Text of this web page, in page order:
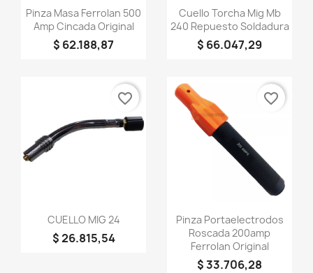
Vista rápida
Pinza Masa Ferrolan 500
Amp Cincada Original
$ 62.188,87
Vista rápida
Cuello Torcha Mig Mb
240 Repuesto Soldadura
$ 66.047,29
 Vista rápida
CUELLO MIG 24
$ 26.815,54
favorite_border
Vista rápida
Pinza Portaelectrodos
Roscada 200amp
Ferrolan Original
$ 33.706,28
favorite_border
Cancelar